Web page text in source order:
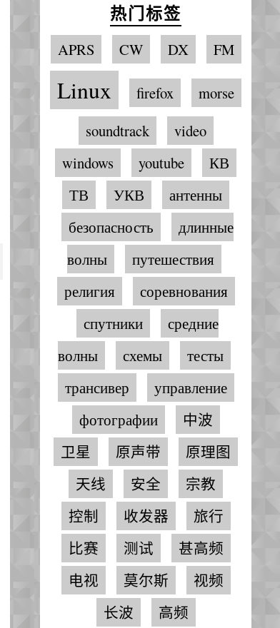
热门标签
APRS CW DX FM
Linux firefox
morse
soundtrack
video
windows
youtube
КВ
ТВ
УКВ
антенны
безопасность
длинные
волны
путешествия
религия
соревнования
спутники
средние
волны
схемы
тесты
трансивер
управление
фотографии
中波
卫星
原声带
原理图
天线
安全
宗教
控制
收发器
旅行
比赛
测试
甚高频
电视
莫尔斯
视频
长波
高频